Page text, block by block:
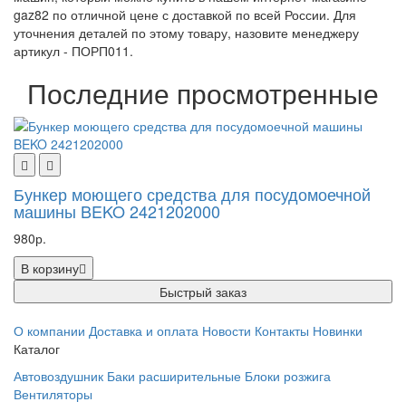
gaz82 по отличной цене с доставкой по всей России. Для
уточнения деталей по этому товару, назовите менеджеру
артикул - ПОРП011.
Последние просмотренные
Бункер моющего средства для посудомоечной
машины BEKO 2421202000
980р.
В корзину
Быстрый заказ
О компании Доставка и оплата Новости Контакты Новинки
Каталог
Автовоздушник Баки расширительные Блоки розжига
Вентиляторы